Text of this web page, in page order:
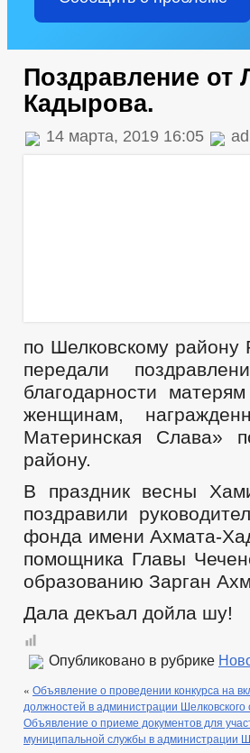
Поздравление от
Кадырова.
14 марта, 2019 16:05
по Шелковскому
передали
благодарности
женщинам,
Материнская Слава»
району.
В праздник весны
поздравили
фонда имени Ахмата-
помощника Главы
образованию Зарган
Дала декъал дойла шу!
Опубликовано в рубрике
« Объявление о проведении конкурса на
должностей в администрации Шелковского
Объявление о приеме документов для
муниципальной службы в администрации